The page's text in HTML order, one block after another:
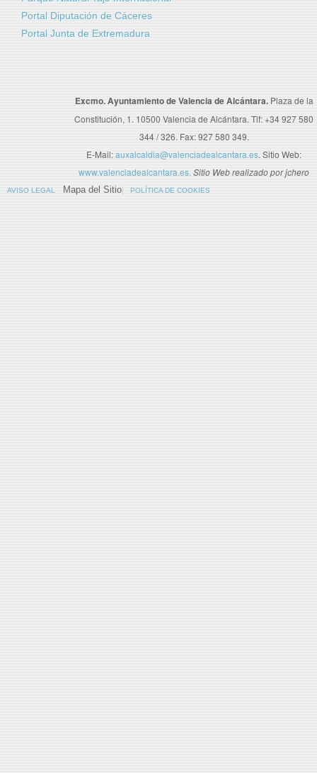
Portal Diputación de Cáceres
Portal Junta de Extremadura
Excmo. Ayuntamiento de Valencia de Alcántara. Plaza de la
Constitución, 1. 10500 Valencia de Alcántara. Tlf: +34 927 580
344 / 326. Fax: 927 580 349.
E-Mail:auxalcaldia@valenciadealcantara.es. Sitio Web:
www.valenciadealcantara.es. Sitio Web realizado por jchero
AVISO LEGAL Mapa del Sitio POLÍTICA DE COOKIES